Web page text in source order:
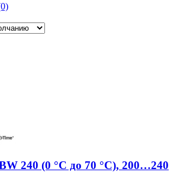
240 (0 °C до 70 °C), 200…240